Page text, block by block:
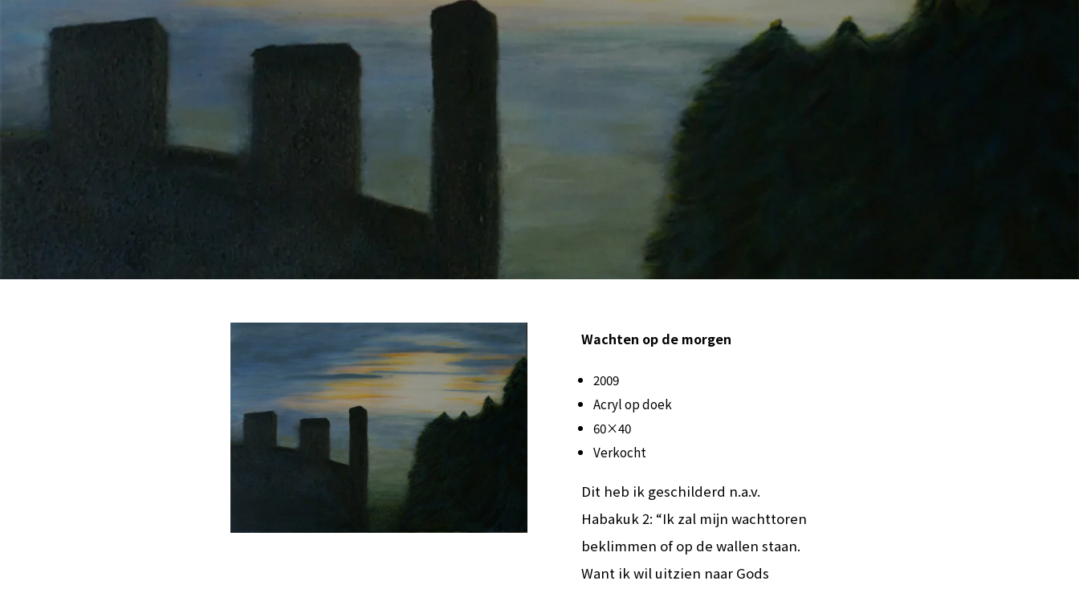
Wachten op de morgen
2009
Acryl op doek
60×40
Verkocht
Dit heb ik geschilderd n.a.v.
Habakuk 2: “Ik zal mijn wachttoren
beklimmen of op de wallen staan.
Want ik wil uitzien naar Gods